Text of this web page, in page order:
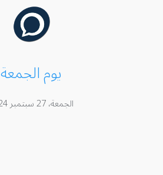
يوم الجمعة
الجمعة، 27 سبتمبر 2024